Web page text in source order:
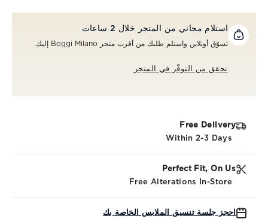
استلام مجاني من المتجر خلال 2 ساعات
تسوّق أونلاين واستلم طلبك من أقرب متجر Boggi Milano إليك.
تحقق من التوفّر في المتجر
Free Delivery
Within 2-3 Days
Perfect Fit, On Us
Free Alterations In-Store
احجز جلسة تنسيق الملابس الخاصة بك